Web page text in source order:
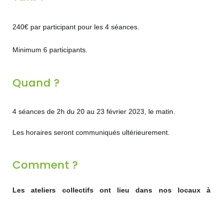
240€ par participant pour les 4 séances.
Minimum 6 participants.
Quand ?
4 séances de 2h du 20 au 23 février 2023, le matin.
Les horaires seront communiqués ultérieurement.
Comment ?
Les ateliers collectifs ont lieu dans nos locaux à